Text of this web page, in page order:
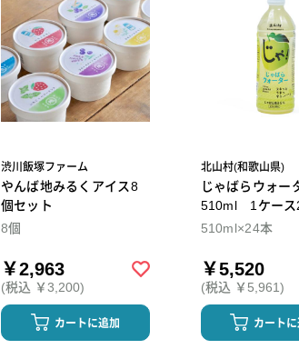
渋川飯塚ファーム
やんば地みるくアイス8
個セット
8個
￥2,963
(税込 ￥3,200)
カートに追加
北山村(和歌山県)
じゃばらウォー
510ml 1ケース
510ml×24本
￥5,520
(税込 ￥5,961)
カート